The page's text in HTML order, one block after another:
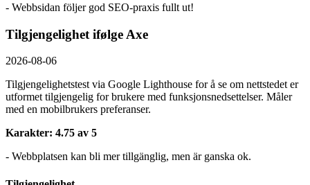
- Webbsidan följer god SEO-praxis fullt ut!
Tilgjengelighet ifølge Axe
2026-08-06
Tilgjengelighetstest via Google Lighthouse for å se om nettstedet er
utformet tilgjengelig for brukere med funksjonsnedsettelser. Måler
med en mobilbrukers preferanser.
Karakter: 4.75 av 5
- Webbplatsen kan bli mer tillgänglig, men är ganska ok.